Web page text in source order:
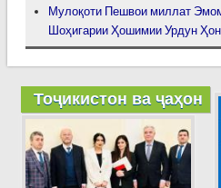
Мулоқоти Пешвои миллат
Шоҳигарии Ҳошимии Урдун
Тоҷикистон ва ҷаҳон